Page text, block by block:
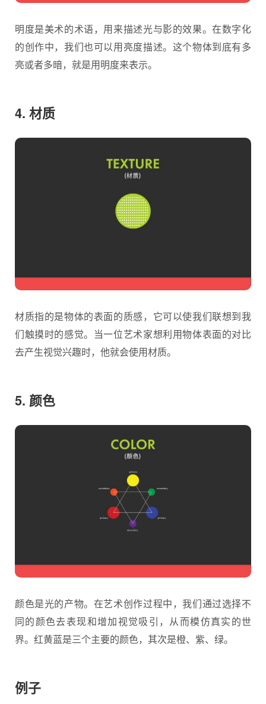
明度是美术的术语，用来描述光与影的效果。在数字化
的创作中，我们也可以用亮度描述。这个物体到底有多
亮或者多暗，就是用明度来表示。
4. 材质
材质指的是物体的表面的质感，它可以使我们联想到我
们触摸时的感觉。当一位艺术家想利用物体表面的对比
去产生视觉兴趣时，他就会使用材质。
5. 颜色
颜色是光的产物。在艺术创作过程中，我们通过选择不
同的颜色去表现和增加视觉吸引，从而模仿真实的世
界。红黄蓝是三个主要的颜色，其次是橙、紫、绿。
例子